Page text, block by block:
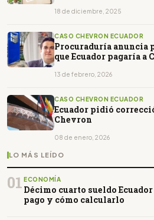
18 de diciembre, 2025
CASO CHEVRON ECUADOR
Procuraduría anuncia
que Ecuador pagaría a
13 de febrero, 2026
CASO CHEVRON ECUADOR
Ecuador pidió
Chevron
08 de enero, 2026
LO MÁS LEÍDO
01 ECONOMÍA
Décimo cuarto sueldo
pago y cómo calcularlo